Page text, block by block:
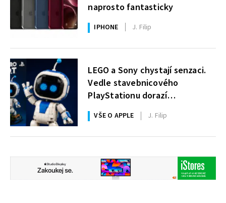
naprosto fantasticky
IPHONE J. Filip
LEGO a Sony chystají senzaci.
Vedle stavebnicového
PlayStationu dorazí
i legendární Astro Bot a bude
zdarma
VŠE O APPLE J. Filip